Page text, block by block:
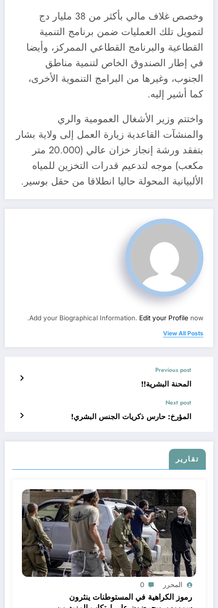
وخصص غلاف مالي بأكثر من 38 مليار دج
لتمويل تلك العمليات ضمن برنامج التنمية
القطاعية والبرنامج القطاعي الممركز، وأيضا
في إطار الصندوق الخاص لتنمية مناطق
الجنوب، وغيرها من البرامج التنموية الأخرى،
كما أشير إليه.
واختتم وزير الأشغال العمومية والري
والمنشآت القاعدية زيارة العمل إلى ولاية بشار
بتفقد ورشة إنجاز خزان عالي (20.000 متر
مكعب) موجه لتدعيم قدرات التخزين للمياه
الألبيانية المحولة حاليا انطلاقا من حقل بوسير.
Add your Biographical Information. Edit your Profile now.
View All Posts
Previous post
المحنة البشرية!!
Next post
المؤرخ: حارس ذكريات الجنس البشري!
تقارير
المحرر 0
رموز الكراهية في المستوطنات ينثرون